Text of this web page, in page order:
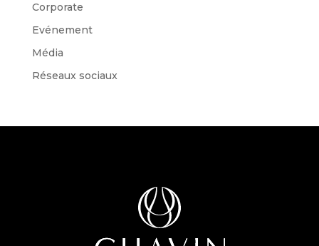
Corporate
Evénement
Média
Réseaux sociaux